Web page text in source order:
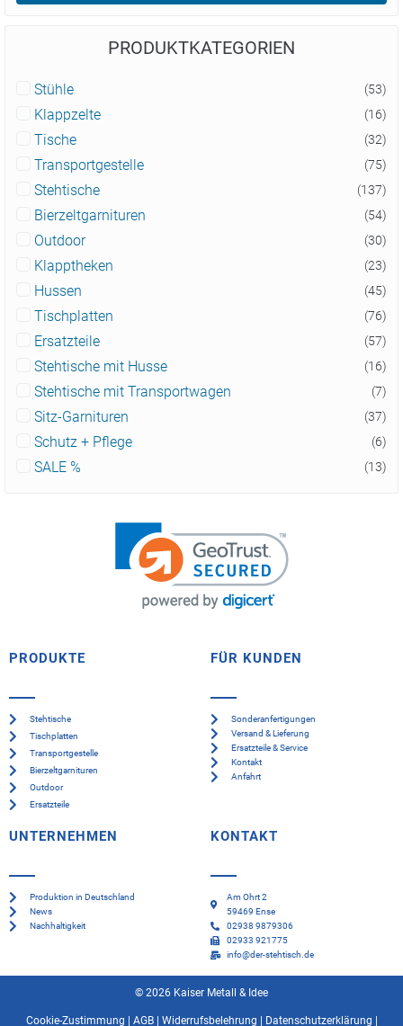
PRODUKTKATEGORIEN
Stühle (53)
Klappzelte (16)
Tische (32)
Transportgestelle (75)
Stehtische (137)
Bierzeltgarnituren (54)
Outdoor (30)
Klapptheken (23)
Hussen (45)
Tischplatten (76)
Ersatzteile (57)
Stehtische mit Husse (16)
Stehtische mit Transportwagen (7)
Sitz-Garnituren (37)
Schutz + Pflege (6)
SALE % (13)
PRODUKTE
Stehtische
Tischplatten
Transportgestelle
Bierzeltgarnituren
Outdoor
Ersatzteile
FÜR KUNDEN
Sonderanfertigungen
Versand & Lieferung
Ersatzteile & Service
Kontakt
Anfahrt
UNTERNEHMEN
Produktion in Deutschland
News
Nachhaltigkeit
KONTAKT
Am Ohrt 2
59469 Ense
02938 9879306
02933 921775
info@der-stehtisch.de
© 2026 Kaiser Metall & Idee
Cookie-Zustimmung AGB| Widerrufsbelehrung Datenschutzerklärung